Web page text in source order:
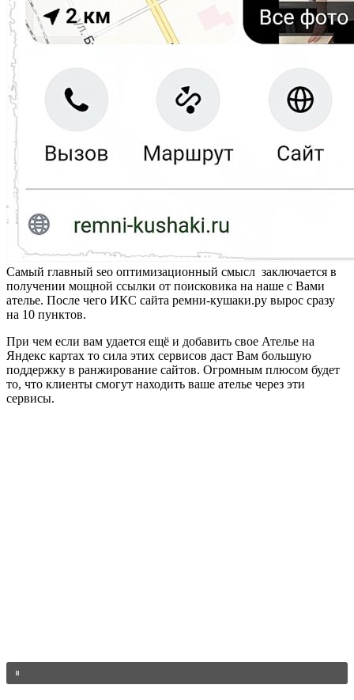
Самый главный seo оптимизационный смысл заключается в
получении мощной ссылки от поисковика на наше с Вами
ателье. После чего ИКС сайта ремни-кушаки.ру вырос сразу
на 10 пунктов.
При чем если вам удается ещё и добавить свое Ателье на
Яндекс картах то сила этих сервисов даст Вам большую
поддержку в ранжирование сайтов. Огромным плюсом будет
то, что клиенты смогут находить ваше ателье через эти
сервисы.